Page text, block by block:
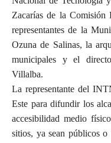
Zacarías de la Comisión
representantes de la
Ozuna de Salinas, la
municipales y el
Villalba.
La representante del
Este para difundir los
accesibilidad medio
sitios, ya sean públicos o